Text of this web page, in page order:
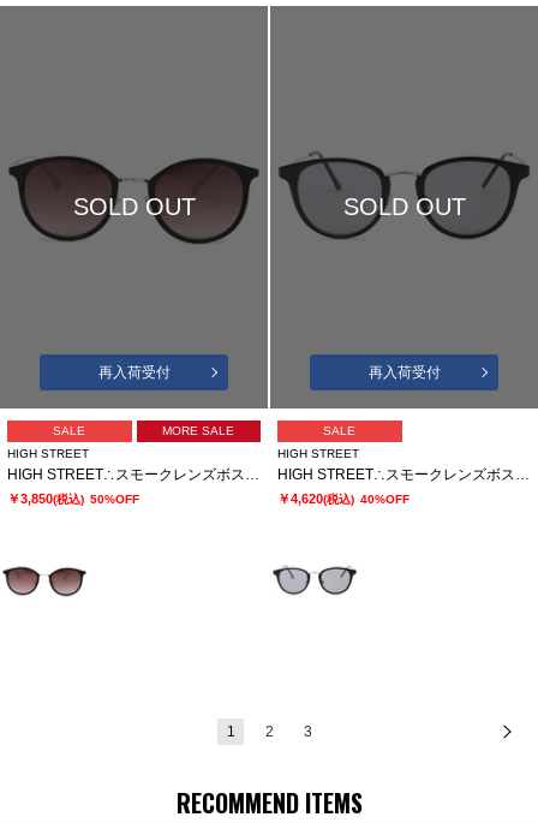
SOLD OUT
再入荷受付
SALE
MORE SALE
HIGH STREET
￥3,850(税込) 50%OFF
SOLD OUT
再入荷受付
SALE
HIGH STREET
￥4,620(税込) 40%OFF
1 2 3
RECOMMEND ITEMS